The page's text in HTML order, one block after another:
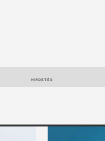
HIRDETÉS